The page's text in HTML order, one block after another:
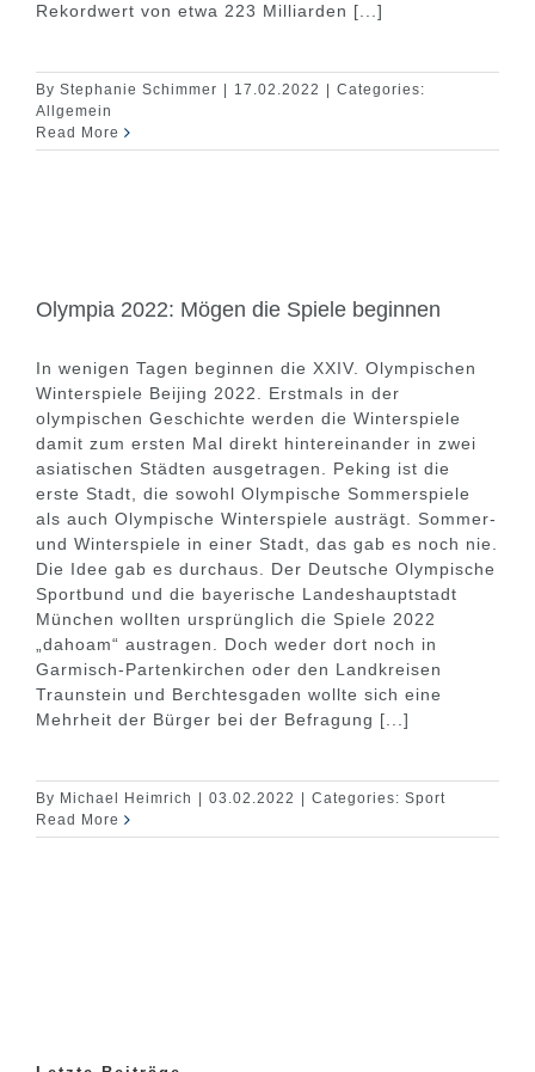
Rekordwert von etwa 223 Milliarden [...]
By Stephanie Schimmer 17.02.2022
Categories:
Allgemein
Read More
Olympia 2022: Mögen die Spiele beginnen
In wenigen Tagen beginnen die XXIV. Olympischen
Winterspiele Beijing 2022. Erstmals in der
olympischen Geschichte werden die Winterspiele
damit zum ersten Mal direkt hintereinander in zwei
asiatischen Städten ausgetragen. Peking ist die
erste Stadt, die sowohl Olympische Sommerspiele
als auch Olympische Winterspiele austrägt. Sommer-
und Winterspiele in einer Stadt, das gab es noch nie.
Die Idee gab es durchaus. Der Deutsche Olympische
Sportbund und die bayerische Landeshauptstadt
München wollten ursprünglich die Spiele 2022
„dahoam“ austragen. Doch weder dort noch in
Garmisch-Partenkirchen oder den Landkreisen
Traunstein und Berchtesgaden wollte sich eine
Mehrheit der Bürger bei der Befragung [...]
By Michael Heimrich 03.02.2022 Categories: Sport
Read More